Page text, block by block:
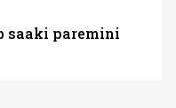
saaki paremini